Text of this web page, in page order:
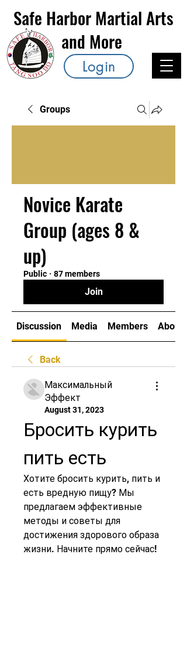
Safe Harbor Martial Arts
and More
Login
Groups
Novice Karate
Group (ages 8 &
up)
Public · 87 members
Join
Discussion Media Members About
Back
Максимальный
Эффект
August 31, 2023
Бросить курить
пить есть
Хотите бросить курить, пить и
есть вредную пищу? Мы
предлагаем эффективные
методы и советы для
достижения здорового образа
жизни. Начните прямо сейчас!